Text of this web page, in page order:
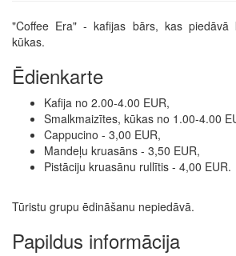
"Coffee Era" - kafijas bārs, kas piedāvā
kūkas.
Ēdienkarte
Kafija no 2.00-4.00 EUR,
Smalkmaizītes, kūkas no 1.00-4.00
Cappucino - 3,00 EUR,
Mandeļu kruasāns - 3,50 EUR,
Pistāciju kruasānu rullītis - 4,00 EUR.
Tūristu grupu ēdināšanu nepiedāvā.
Papildus informācija